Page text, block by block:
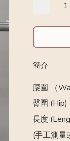
−
簡介
腰圍 （
臀圍 (Hip)
長度
(手工測量